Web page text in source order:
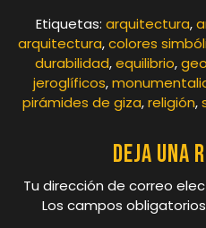
Etiquetas: arquitectura,
arquitectura,colores
durabilidad,equilibrio,
jeroglíficos,
pirámides de giza,religión,
Deja una
Tu dirección de correo
Los campos